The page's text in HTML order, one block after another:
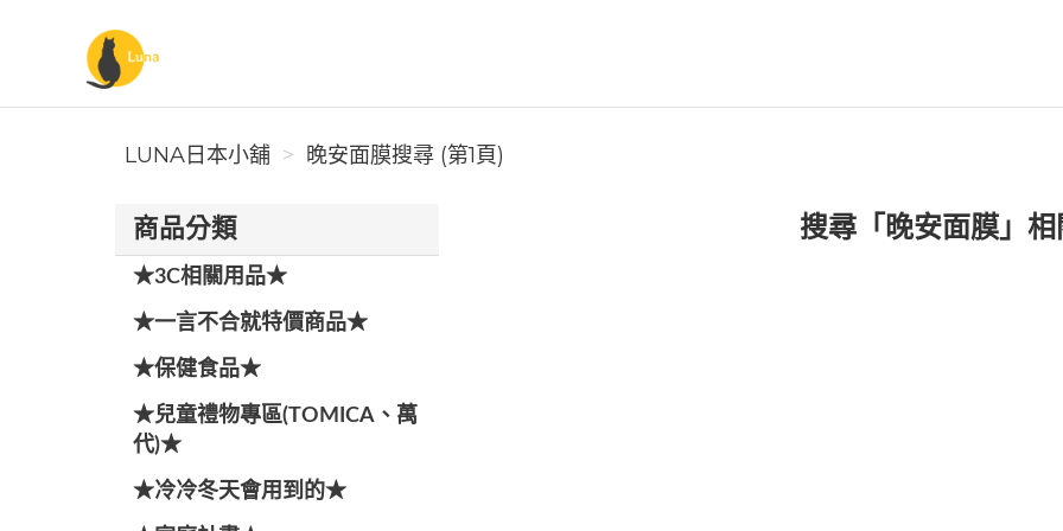
Luna日本小舖
LUNA日本小舖 晚安面膜搜尋 (第1頁)
商品分類
★3C相關用品★
★一言不合就特價商品★
★保健食品★
★兒童禮物專區(TOMICA、萬
代)★
★冷冷冬天會用到的★
搜尋「晚安面膜」相